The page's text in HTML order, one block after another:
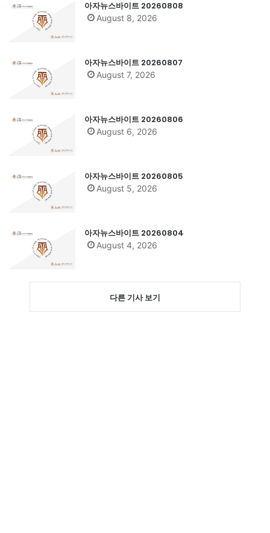
아자뉴스바이트 20260808
August 8, 2026
아자뉴스바이트 20260807
August 7, 2026
아자뉴스바이트 20260806
August 6, 2026
아자뉴스바이트 20260805
August 5, 2026
아자뉴스바이트 20260804
August 4, 2026
다른 기사 보기